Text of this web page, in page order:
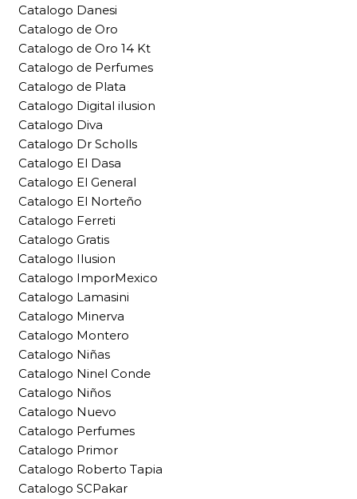
Catalogo Danesi
Catalogo de Oro
Catalogo de Oro 14 Kt
Catalogo de Perfumes
Catalogo de Plata
Catalogo Digital ilusion
Catalogo Diva
Catalogo Dr Scholls
Catalogo El Dasa
Catalogo El General
Catalogo El Norteño
Catalogo Ferreti
Catalogo Gratis
Catalogo Ilusion
Catalogo ImporMexico
Catalogo Lamasini
Catalogo Minerva
Catalogo Montero
Catalogo Niñas
Catalogo Ninel Conde
Catalogo Niños
Catalogo Nuevo
Catalogo Perfumes
Catalogo Primor
Catalogo Roberto Tapia
Catalogo SCPakar